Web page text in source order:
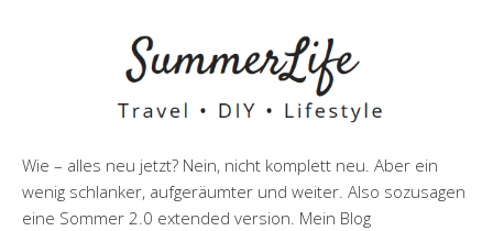
Wie – alles neu jetzt? Nein, nicht komplett neu. Aber ein
wenig schlanker, aufgeräumter und weiter. Also sozusagen
eine Sommer 2.0 extended version. Mein Blog